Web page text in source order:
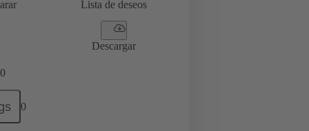
Lista de deseos
Descargar
0
0